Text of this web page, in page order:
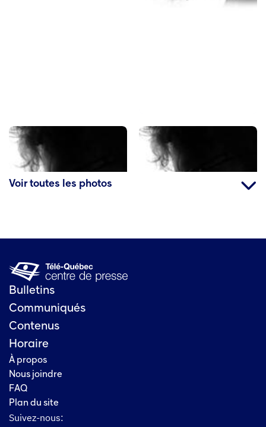
Voir toutes les photos
Bulletins
Communiqués
Contenus
Horaire
À propos
Nous joindre
FAQ
Plan du site
Suivez-nous: